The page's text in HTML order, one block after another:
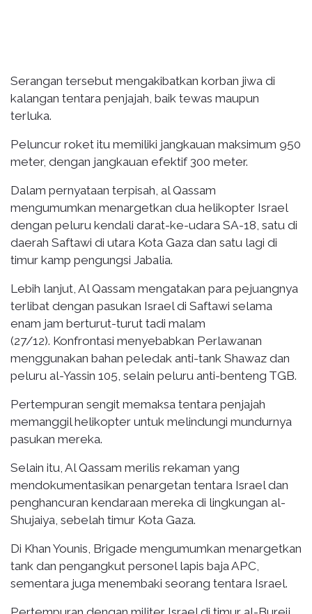
Serangan tersebut mengakibatkan korban jiwa di
kalangan tentara penjajah, baik tewas maupun
terluka.
Peluncur roket itu memiliki jangkauan maksimum 950
meter, dengan jangkauan efektif 300 meter.
Dalam pernyataan terpisah, al Qassam
mengumumkan menargetkan dua helikopter Israel
dengan peluru kendali darat-ke-udara SA-18, satu di
daerah Saftawi di utara Kota Gaza dan satu lagi di
timur kamp pengungsi Jabalia.
Lebih lanjut, Al Qassam mengatakan para pejuangnya
terlibat dengan pasukan Israel di Saftawi selama
enam jam berturut-turut tadi malam
(27/12). Konfrontasi menyebabkan Perlawanan
menggunakan bahan peledak anti-tank Shawaz dan
peluru al-Yassin 105, selain peluru anti-benteng TGB.
Pertempuran sengit memaksa tentara penjajah
memanggil helikopter untuk melindungi mundurnya
pasukan mereka.
Selain itu, Al Qassam merilis rekaman yang
mendokumentasikan penargetan tentara Israel dan
penghancuran kendaraan mereka di lingkungan al-
Shujaiya, sebelah timur Kota Gaza.
Di Khan Younis, Brigade mengumumkan menargetkan
tank dan pengangkut personel lapis baja APC,
sementara juga menembaki seorang tentara Israel.